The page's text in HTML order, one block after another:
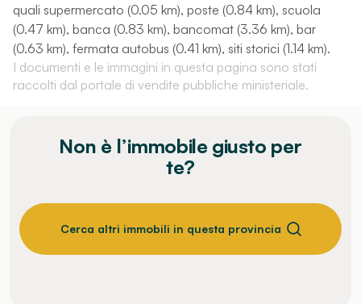
quali supermercato (0.05 km), poste (0.84 km), scuola
(0.47 km), banca (0.83 km), bancomat (3.36 km), bar
(0.63 km), fermata autobus (0.41 km), siti storici (1.14 km).
I documenti e le immagini in questa pagina sono stati
raccolti dal portale di vendite pubbliche ministeriale.
Non è l’immobile giusto per
te?
Cerca altri immobili in questa provincia